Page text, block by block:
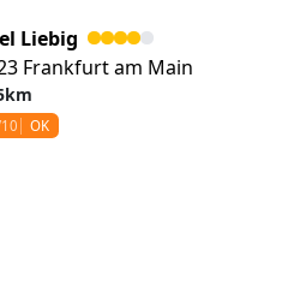
Liebig
Frankfurt am Main
OK